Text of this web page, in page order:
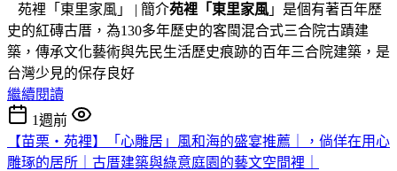
苑裡「東里家風」 | 簡介苑裡「東里家風 」是個有著百年歷
史的紅磚古厝，為130多年歷史的客閩混合式三合院古蹟建
築，傳承文化藝術與先民生活歷史痕跡的百年三合院建築，是
台灣少見的保存良好
繼續閱讀
1週前
【苗栗・苑裡】「心雕居」風和海的盛宴推薦｜，倘佯在用心
雕琢的居所｜古厝建築與綠意庭園的藝文空間裡｜